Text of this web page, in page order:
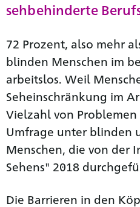
sehbehinderte
72 Prozent, also mehr
blinden Menschen im
arbeitslos. Weil
Seheinschränkung im
Vielzahl von
Umfrage unter blinden
Menschen, die von der
Sehens" 2018
Die Barrieren in den